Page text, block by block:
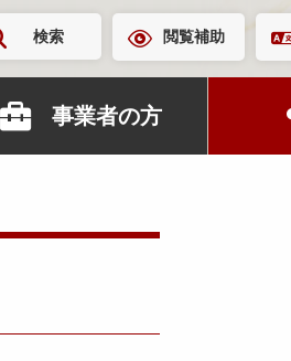
検索 閲覧補助
事業者の方